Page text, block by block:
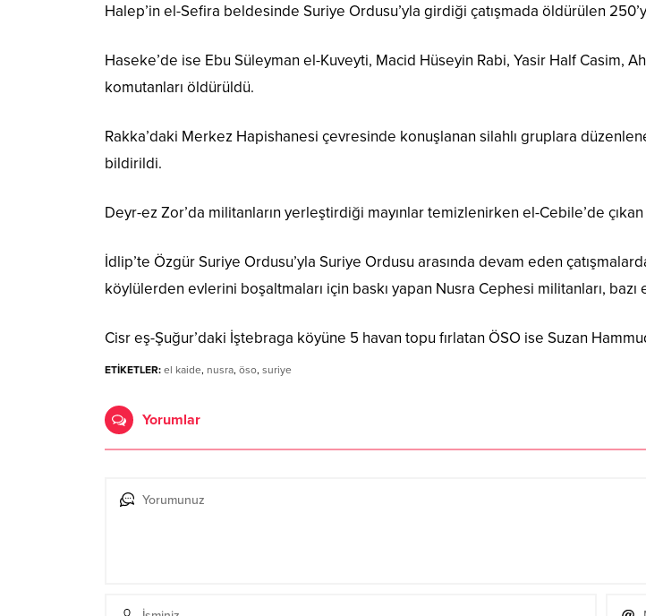
Halep’in el-Sefira beldesinde Suriye Ordusu’yla girdiği çatışmada öldürülen
Haseke’de ise Ebu Süleyman el-Kuveyti, Macid Hüseyin Rabi, Yasir Half Casim,
komutanları öldürüldü.
Rakka’daki Merkez Hapishanesi çevresinde konuşlanan silahlı gruplara
bildirildi.
Deyr-ez Zor’da militanların yerleştirdiği mayınlar temizlenirken el-Cebile’de
İdlip’te Özgür Suriye Ordusu’yla Suriye Ordusu arasında devam eden
köylülerden evlerini boşaltmaları için baskı yapan Nusra Cephesi militanları, bazı
Cisr eş-Şuğur’daki İştebraga köyüne 5 havan topu fırlatan ÖSO ise Suzan
ETİKETLER: el kaide, nusra, öso, suriye
Yorumlar